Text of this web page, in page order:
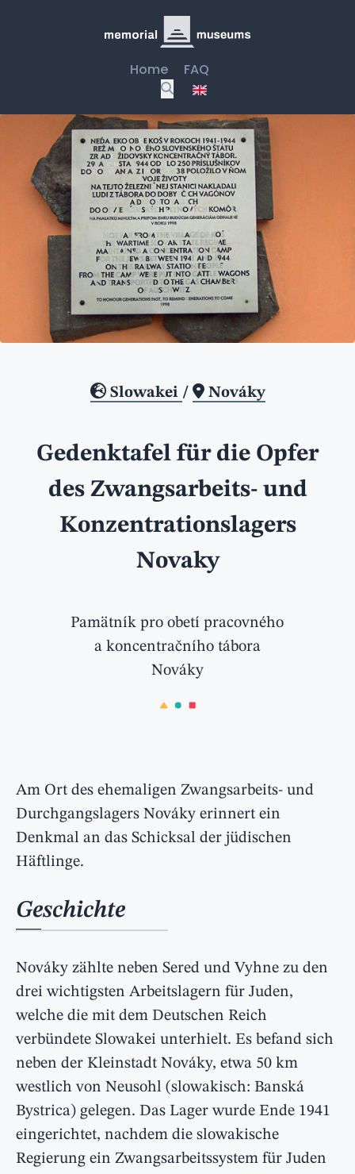
Home FAQ
Slowakei / Nováky
Gedenktafel für die Opfer
des Zwangsarbeits- und
Konzentrationslagers
Novaky
Pamätník pro obetí pracovného
a koncentračního tábora
Nováky
Am Ort des ehemaligen Zwangsarbeits- und
Durchgangslagers Nováky erinnert ein
Denkmal an das Schicksal der jüdischen
Häftlinge.
Geschichte
Nováky zählte neben Sered und Vyhne zu den
drei wichtigsten Arbeitslagern für Juden,
welche die mit dem Deutschen Reich
verbündete Slowakei unterhielt. Es befand sich
neben der Kleinstadt Nováky, etwa 50 km
westlich von Neusohl (slowakisch: Banská
Bystrica) gelegen. Das Lager wurde Ende 1941
eingerichtet, nachdem die slowakische
Regierung ein Zwangsarbeitssystem für Juden